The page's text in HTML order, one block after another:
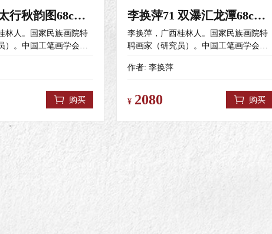
李换萍72 太行秋韵图68cm x 6
林人。国家民族画院特
）。中国工笔画学会会
会会员。 2020年作品
展”。中美协主办。
至家山》入选“第十一届
展”最高奖（入会资格）
。由中美协、中国美术
学会共同主办。 2021年
在于晨》入选“幸福小康
《横跨黄河架通途》入
购买
李换萍71 双瀑汇龙潭68cm x 6
李换萍，广西桂林人。国家民族画院特
聘画家（研究员）。中国工笔画学会会
桂林市美术家协会会员。 2020年作品
全国农民画作品展”。中美协主办。
2020年作品《福至家山》入选“第十一届
全国工笔画作品展”最高奖（入会资格）
并被组委会收藏。由中美协、中国美术
馆、中国工笔画学会共同主办。 2021年
作品《一天之计在于晨》入选“幸福小康
美好生活”全国农民画作品展。中美协主
作者: 李换萍
¥ 2080 购买